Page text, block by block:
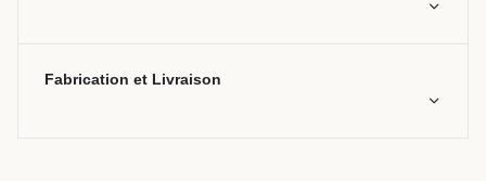
Fabrication et Livraison